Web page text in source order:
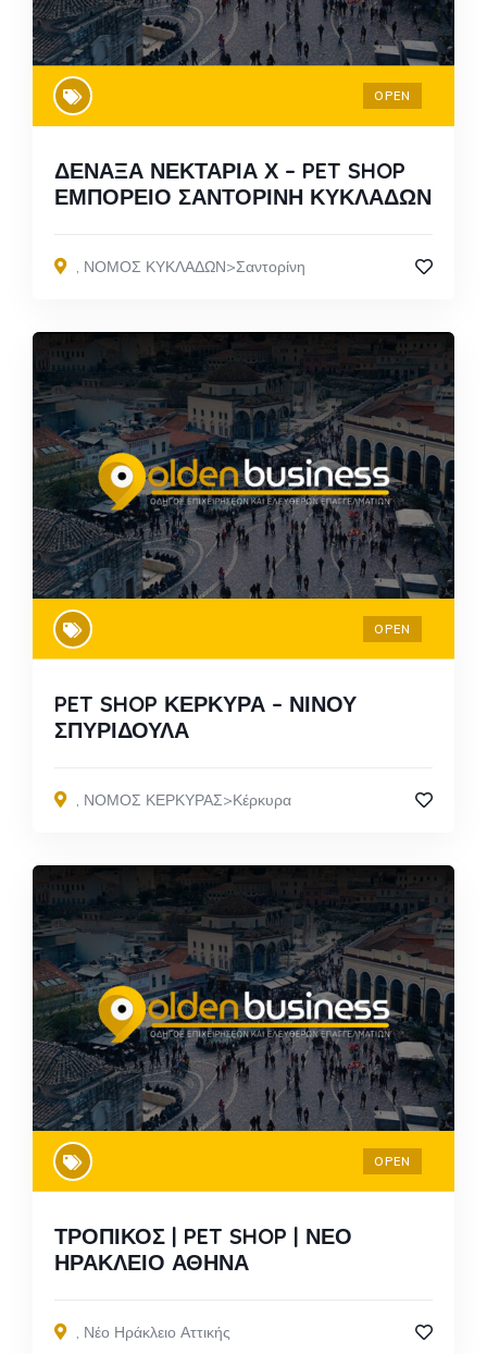
OPEN
ΔΕΝΑΞΑ ΝΕΚΤΑΡΙΑ Χ – PET SHOP
ΕΜΠΟΡΕΙΟ ΣΑΝΤΟΡΙΝΗ ΚΥΚΛΑΔΩΝ
, ΝΟΜΟΣ ΚΥΚΛΑΔΩΝ>Σαντορίνη
OPEN
PET SHOP ΚΕΡΚΥΡΑ – ΝΙΝΟΥ
ΣΠΥΡΙΔΟΥΛΑ
ΝΟΜΟΣ ΚΕΡΚΥΡΑΣ>Κέρκυρα
OPEN
ΤΡΟΠΙΚΟΣ | PET SHOP | ΝΕΟ
ΗΡΑΚΛΕΙΟ ΑΘΗΝΑ
, Νέο Ηράκλειο Αττικής